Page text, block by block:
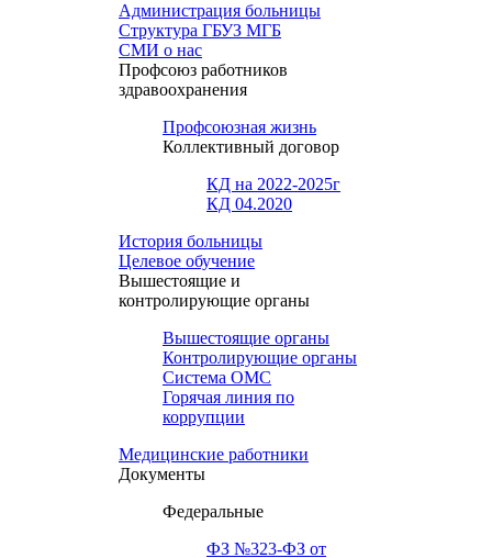
Администрация больницы
Структура ГБУЗ МГБ
СМИ о нас
Профсоюз работников
здравоохранения
Профсоюзная жизнь
Коллективный договор
КД на 2022-2025г
КД 04.2020
История больницы
Целевое обучение
Вышестоящие и
контролирующие органы
Вышестоящие органы
Контролирующие органы
Система ОМС
Горячая линия по
коррупции
Медицинские работники
Документы
Федеральные
ФЗ №323-ФЗ от